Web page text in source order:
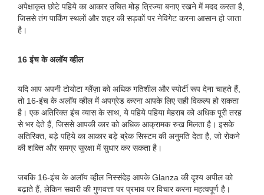
अपेक्षाकृत छोटे पहिये का आकार उचित मोड़ त्रिज्या बनाए रखने में मदद करता है,
जिससे तंग पार्किंग स्थलों और शहर की सड़कों पर नेविगेट करना आसान हो जाता
है।
16 इंच के अलॉय व्हील
यदि आप अपनी टोयोटा ग्लैंज़ा को अधिक गतिशील और स्पोर्टी रूप देना चाहते हैं,
तो 16-इंच के अलॉय व्हील में अपग्रेड करना आपके लिए सही विकल्प हो सकता
है। एक अतिरिक्त इंच व्यास के साथ, ये पहिये पहिया मेहराब को अधिक पूरी तरह
से भर देते हैं, जिससे आपकी कार को अधिक आक्रामक रुख मिलता है। इसके
अतिरिक्त, बड़े पहिये का आकार बड़े ब्रेक सिस्टम की अनुमति देता है, जो रोकने
की शक्ति और समग्र सुरक्षा में सुधार कर सकता है।
जबकि 16-इंच के अलॉय व्हील निस्संदेह आपके Glanza की दृश्य अपील को
बढ़ाते हैं, लेकिन सवारी की गुणवत्ता पर प्रभाव पर विचार करना महत्वपूर्ण है।